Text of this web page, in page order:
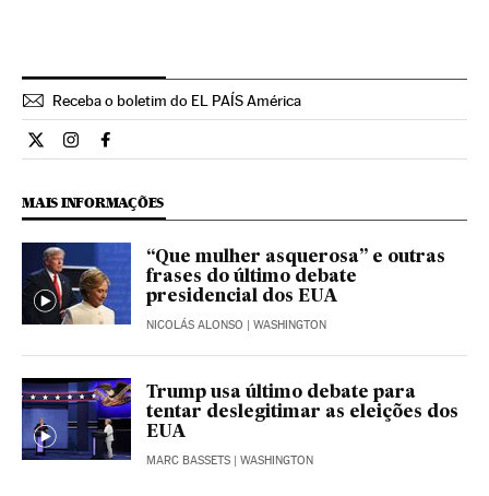
Receba o boletim do EL PAÍS América
Internacional El País Brasil en Twitter
Internacional El País Brasil en Instagram
Internacional El País Brasil en Facebook
MAIS INFORMAÇÕES
“Que mulher asquerosa” e outras
frases do último debate
presidencial dos EUA
NICOLÁS ALONSO | WASHINGTON
Trump usa último debate para
tentar deslegitimar as eleições dos
EUA
MARC BASSETS | WASHINGTON